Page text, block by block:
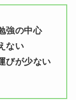
強の中心
ない
びが少ない